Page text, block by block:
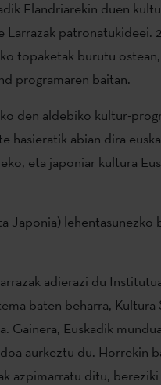
Flandriarekin duen
patronatukideei.
topaketak burutu ostean,
programaren baitan.
den aldebiko kultur-
hasieratik abian dira
eta japoniar kultura
Japonia) lehentasunezko
adierazi du
baten beharra, Kultura
Gainera, Euskadik
aurkeztu du. Horrekin
azpimarratu ditu,